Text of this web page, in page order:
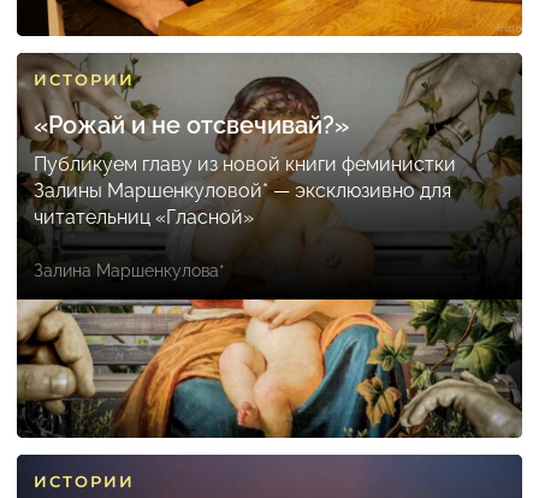
ИСТОРИИ
«Рожай и не отсвечивай?»
Публикуем главу из новой книги феминистки
Залины Маршенкуловой* — эксклюзивно для
читательниц «Гласной»
Залина Маршенкулова*
ИСТОРИИ